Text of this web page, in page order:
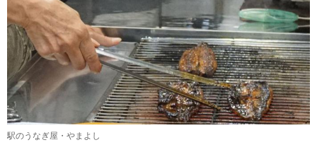
駅のうなぎ屋・やまよし